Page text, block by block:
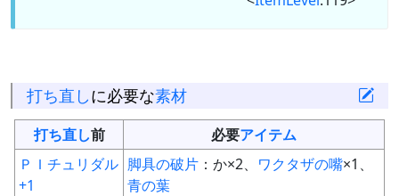
打ち直しに必要な素材
打ち直し前 必要アイテム
ＰＩチュリダル
+1
脚具の破片 ：か×2、 ワクタザの嘴×1、
青の葉